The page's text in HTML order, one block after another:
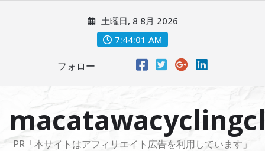
に
土曜日, 8 8月 2026
7:44:02 AM
フォロー
PR「本サイトはアフィリエイト広告を利用しています」